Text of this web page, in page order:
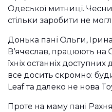
Одеської митниці.
стільки заробити не
Донька пані Ольги,
В’ячеслав, працюють на
їхніх останніх
все досить скромно:
Leaf та далеко не нова
Проте на маму пані